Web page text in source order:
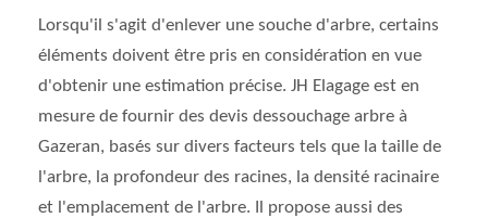
Lorsqu'il s'agit d'enlever une souche d'arbre, certains
éléments doivent être pris en considération en vue
d'obtenir une estimation précise. JH Elagage est en
mesure de fournir des devis dessouchage arbre à
Gazeran, basés sur divers facteurs tels que la taille de
l'arbre, la profondeur des racines, la densité racinaire
et l'emplacement de l'arbre. Il propose aussi des